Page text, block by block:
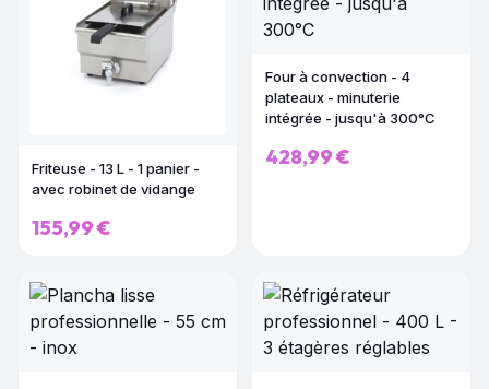
Friteuse - 13 L - 1 panier -
avec robinet de vidange
155,99 €
Four à convection - 4
plateaux - minuterie
intégrée - jusqu'à 300°C
428,99 €